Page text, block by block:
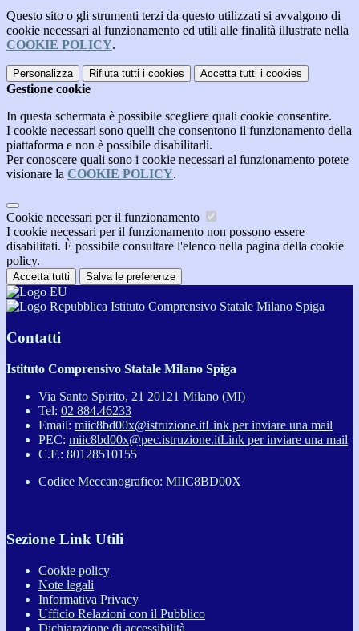
Questo sito o gli strumenti terzi da questo utilizzati si avvalgono di
cookie necessari al funzionamento ed utili alle finalità illustrate nella
COOKIE POLICY.
Personalizza Rifiuta tutti i cookies Accetta tutti i cookies
Gestione cookie
In questa schermata è possibile scegliere quali cookie consentire.
I cookie necessari sono quelli che consentono il funzionamento della
piattaforma e non è possibile disabilitarli.
Per conoscere quali sono i cookie necessari al funzionamento potete
visionare la COOKIE POLICY.
Cookie necessari per il funzionamento
I cookie necessari per il funzionamento non possono essere
disabilitati. È possibile consultare l'elenco nella pagina della cookie
policy.
Accetta tutti Salva le preferenze
Istituto Comprensivo Statale Milano Spiga
Contatti
Istituto Comprensivo Statale Milano Spiga
Via Santo Spirito, 21 20121 Milano (MI)
Tel: 02 884.46233
Email: miic8bd00x@istruzione.itLink per inviare una mail
PEC: miic8bd00x@pec.istruzione.itLink per inviare una mail
C.F.: 80128510155
Codice Meccanografico: MIIC8BD00X
Sezione Link Utili
Cookie policy
Note legali
Informativa Privacy
Ufficio Relazioni con il Pubblico
Dichiarazione di accessibilità